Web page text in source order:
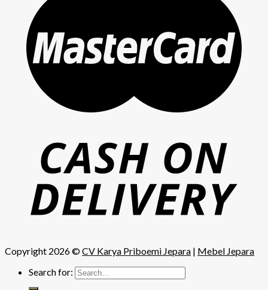
Copyright 2026 ©CV Karya Priboemi Jepara | Mebel Jepara
Search for: